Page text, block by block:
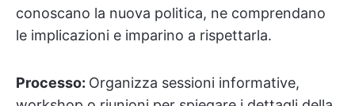
conoscano la nuova politica, ne comprendano
le implicazioni e imparino a rispettarla.
Processo: Organizza sessioni informative,